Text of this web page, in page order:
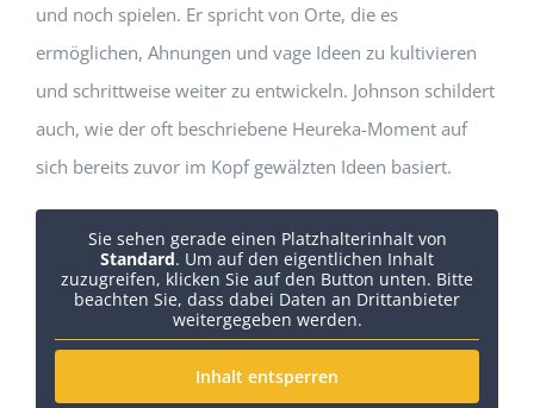
und noch spielen. Er spricht von Orte, die es
ermöglichen, Ahnungen und vage Ideen zu kultivieren
und schrittweise weiter zu entwickeln. Johnson schildert
auch, wie der oft beschriebene Heureka-Moment auf
sich bereits zuvor im Kopf gewälzten Ideen basiert.
Sie sehen gerade einen Platzhalterinhalt von
Standard. Um auf den eigentlichen Inhalt
zuzugreifen, klicken Sie auf den Button unten. Bitte
beachten Sie, dass dabei Daten an Drittanbieter
weitergegeben werden.
Inhalt entsperren